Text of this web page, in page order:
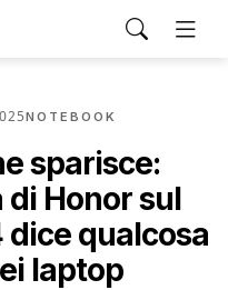
NOTEBOOK
sparisce:
di Honor sul
dice qualcosa
laptop